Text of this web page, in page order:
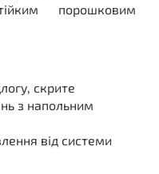
порошковим
скрите
з напольним
від системи